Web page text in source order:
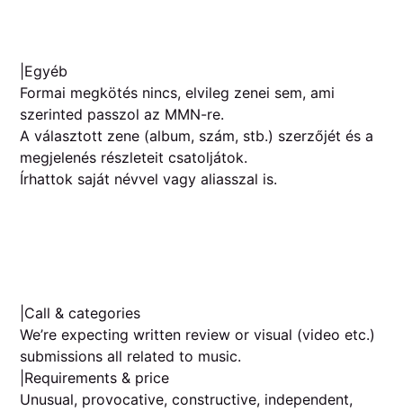
|Egyéb
Formai megkötés nincs, elvileg zenei sem, ami
szerinted passzol az MMN-re.
A választott zene (album, szám, stb.) szerzőjét és a
megjelenés részleteit csatoljátok.
Írhattok saját névvel vagy aliasszal is.
|Call & categories
We’re expecting written review or visual (video etc.)
submissions all related to music.
|Requirements & price
Unusual, provocative, constructive, independent,